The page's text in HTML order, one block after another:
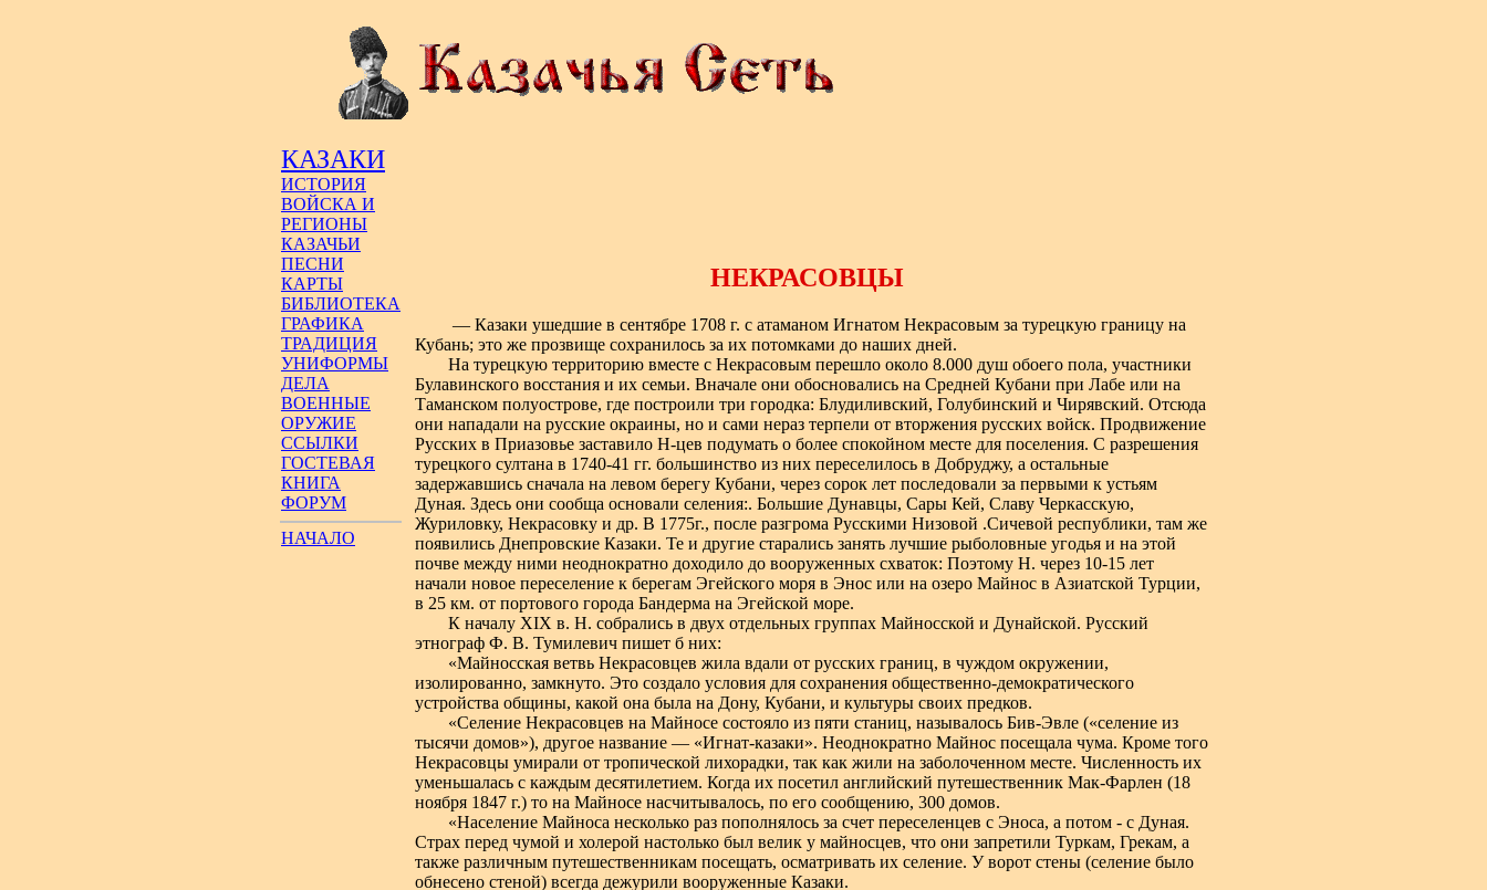
КАЗАКИ
ИСТОРИЯ
ВОЙСКА И
РЕГИОНЫ
КАЗАЧЬИ
ПЕСНИ
КАРТЫ
БИБЛИОТЕКА
ГРАФИКА
ТРАДИЦИЯ
УНИФОРМЫ
ДЕЛА
ВОЕННЫЕ
ОРУЖИЕ
ССЫЛКИ
ГОСТЕВАЯ
КНИГА
ФОРУМ
НАЧАЛО
НЕКРАСОВЦЫ
— Казаки ушедшие в сентябре 1708 г. с атаманом Игнатом Некрасовым за турецкую границу на
Кубань; это же прозвище сохранилось за их потомками до наших дней.
На турецкую территорию вместе с Некрасовым перешло около 8.000 душ обоего пола, участники
Булавинского восстания и их семьи. Вначале они обосновались на Средней Кубани при Лабе или на
Таманском полуострове, где построили три городка: Блудиливский, Голубинский и Чирявский. Отсюда
они нападали на русские окраины, но и сами нераз терпели от вторжения русских войск. Продвижение
Русских в Приазовье заставило Н-цев подумать о более спокойном месте для поселения. С разрешения
турецкого султана в 1740-41 гг. большинство из них переселилось в Добруджу, а остальные
задержавшись сначала на левом берегу Кубани, через сорок лет последовали за первыми к устьям
Дуная. Здесь они сообща основали селения:. Большие Дунавцы, Сары Кей, Славу Черкасскую,
Журиловку, Некрасовку и др. В 1775г., после разгрома Русскими Низовой .Сичевой республики, там же
появились Днепровские Казаки. Те и другие старались занять лучшие рыболовные угодья и на этой
почве между ними неоднократно доходило до вооруженных схваток: Поэтому Н. через 10-15 лет
начали новое переселение к берегам Эгейского моря в Энос или на озеро Майнос в Азиатской Турции,
в 25 км. от портового города Бандерма на Эгейской море.
К началу XIX в. Н. собрались в двух отдельных группах Майносской и Дунайской. Русский
этнограф Ф. В. Тумилевич пишет б них:
«Майносская ветвь Некрасовцев жила вдали от русских границ, в чуждом окружении,
изолированно, замкнуто. Это создало условия для сохранения общественно-демократического
устройства общины, какой она была на Дону, Кубани, и культуры своих предков.
«Селение Некрасовцев на Майносе состояло из пяти станиц, называлось Бив-Эвле («селение из
тысячи домов»), другое название — «Игнат-казаки». Неоднократно Майнос посещала чума. Кроме того
Некрасовцы умирали от тропической лихорадки, так как жили на заболоченном месте. Численность их
уменьшалась с каждым десятилетием. Когда их посетил английский путешественник Мак-Фарлен (18
ноября 1847 г.) то на Майносе насчитывалось, по его сообщению, 300 домов.
«Население Майноса несколько раз пополнялось за счет переселенцев с Эноса, а потом - с Дуная.
Страх перед чумой и холерой настолько был велик у майносцев, что они запретили Туркам, Грекам, а
также различным путешественникам посещать, осматривать их селение. У ворот стены (селение было
обнесено стеной) всегда дежурили вооруженные Казаки.